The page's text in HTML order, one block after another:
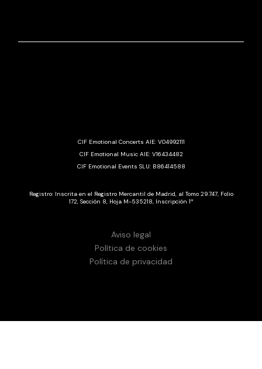
CIF Emotional Concerts AIE: V04992111
CIF Emotional Music AIE: V16434482
CIF Emotional Events SLU: B86414588
Registro: Inscrita en el Registro Mercantil de Madrid, al Tomo 29.747, Folio
172, Sección 8, Hoja M-535218, Inscripción 1ª
Aviso legal
Política de cookies
Política de privacidad